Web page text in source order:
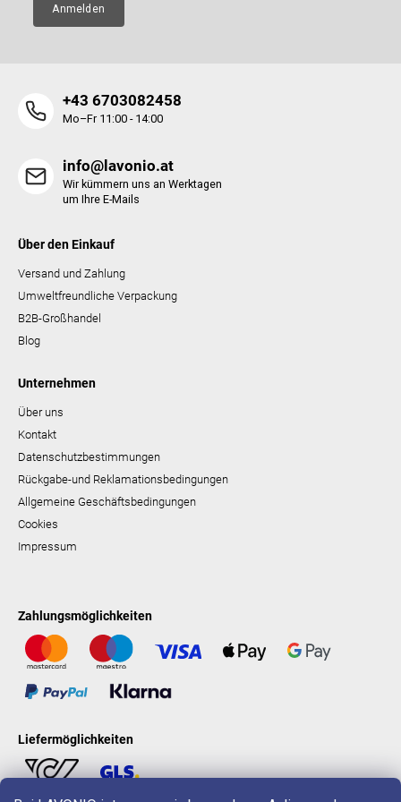
Anmelden
+43 6703082458
Mo–Fr 11:00 - 14:00
info@lavonio.at
Wir kümmern uns an Werktagen
um Ihre E-Mails
Über den Einkauf
Versand und Zahlung
Umweltfreundliche Verpackung
B2B-Großhandel
Blog
Unternehmen
Über uns
Kontakt
Datenschutzbestimmungen
Rückgabe-und Reklamationsbedingungen
Allgemeine Geschäftsbedingungen
Cookies
Impressum
Zahlungsmöglichkeiten
Liefermöglichkeiten